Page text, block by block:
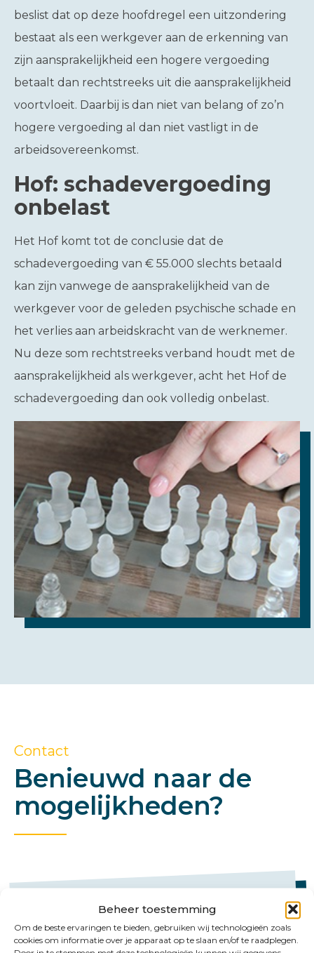
Beheer toestemming
Om de beste ervaringen te bieden, gebruiken wij technologieën zoals
cookies om informatie over je apparaat op te slaan en/of te raadplegen.
beslist dat op deze hoofdregel een uitzondering
bestaat als een werkgever aan de erkenning van
zijn aansprakelijkheid een hogere vergoeding
betaalt dan rechtstreeks uit die aansprakelijkheid
voortvloeit. Daarbij is dan niet van belang of zo’n
hogere vergoeding al dan niet vastligt in de
arbeidsovereenkomst.
Hof: schadevergoeding
onbelast
Het Hof komt tot de conclusie dat de
schadevergoeding van € 55.000 slechts betaald
kan zijn vanwege de aansprakelijkheid van de
werkgever voor de geleden psychische schade en
het verlies aan arbeidskracht van de werknemer.
Nu deze som rechtstreeks verband houdt met de
aansprakelijkheid als werkgever, acht het Hof de
schadevergoeding dan ook volledig onbelast.
Contact
Benieuwd naar de
mogelijkheden?